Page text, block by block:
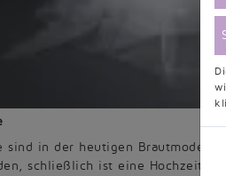
sind in der heutigen Brautmode
schließlich ist eine Hochzeit